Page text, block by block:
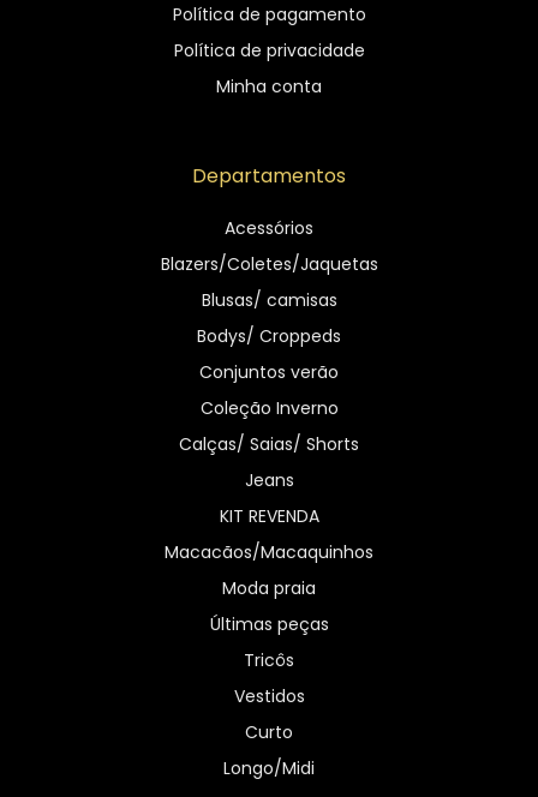
Política de pagamento
Política de privacidade
Minha conta
Departamentos
Acessórios
Blazers/Coletes/Jaquetas
Blusas/ camisas
Bodys/ Croppeds
Conjuntos verão
Coleção Inverno
Calças/ Saias/ Shorts
Jeans
KIT REVENDA
Macacãos/Macaquinhos
Moda praia
Últimas peças
Tricôs
Vestidos
Curto
Longo/Midi